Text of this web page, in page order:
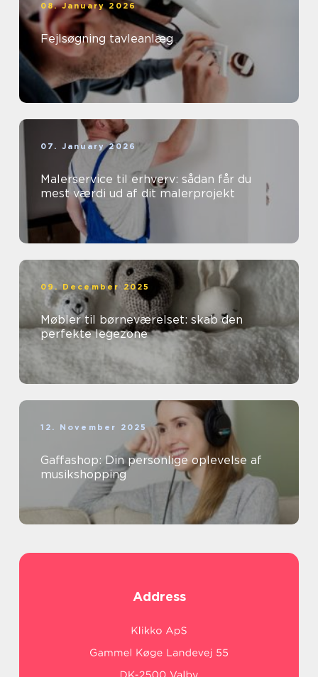
08. January 2026
Fejlsøgning tavleanlæg
07. January 2026
Malerservice til erhverv: sådan får du
mest værdi ud af dit malerprojekt
09. December 2025
Møbler til børneværelset: skab den
perfekte legezone
12. November 2025
Gaffashop: Din personlige oplevelse af
musikshopping
Address